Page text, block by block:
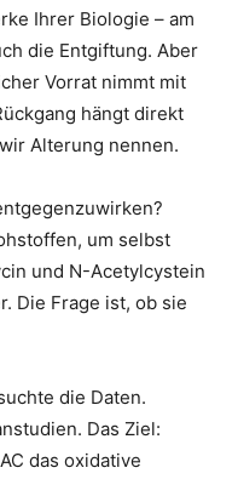
Ihrer Biologie – am
die Entgiftung. Aber
Vorrat nimmt mit
hängt direkt
Alterung nennen.
um selbst
und N-Acetylcystein
Die Frage ist, ob sie
die Daten.
Das Ziel:
das oxidative